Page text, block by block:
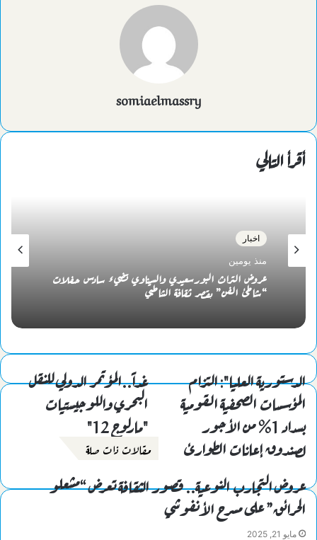
somiaelmassry
أقرأ التالي
اخبار
منذ يومين
عروض التراث البورسعيدي والسيناوي تضيء سادس حفلات
“شاطئ الفن” بقصر ثقافة الشاطبي
الدستورية العليا": التزام
المؤسسات الصحفية القومية
بسداد 1% من الأجور
لصندوق إعانات الطوارئ
غداً..المؤتمر الدولي للنقل
البحري واللوجيستيات
"مارلوج 12"
مقالات ذات صلة
عروض التجارب النوعية.. قصور الثقافة تعرض “مشعلو
الحرائق” على مسرح الأنفوشي
مايو 21, 2025